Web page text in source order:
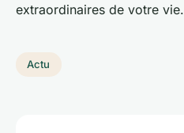
extraordinaires de votre vie.
Actu